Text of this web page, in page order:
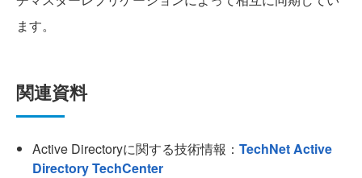
ます。
関連資料
Active Directoryに関する技術情報： TechNet Active
Directory TechCenter